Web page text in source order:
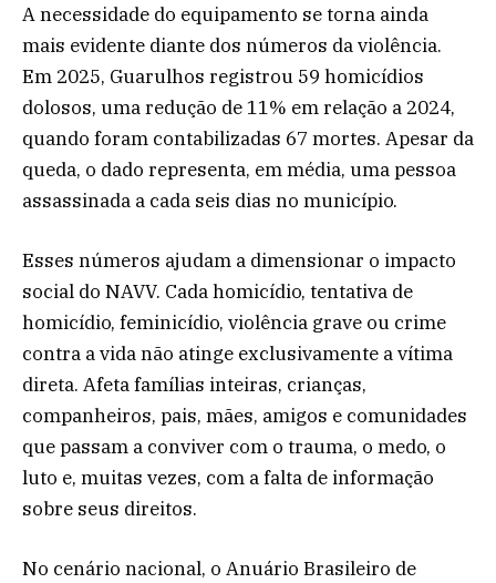
A necessidade do equipamento se torna ainda
mais evidente diante dos números da violência.
Em 2025, Guarulhos registrou 59 homicídios
dolosos, uma redução de 11% em relação a 2024,
quando foram contabilizadas 67 mortes. Apesar da
queda, o dado representa, em média, uma pessoa
assassinada a cada seis dias no município.
Esses números ajudam a dimensionar o impacto
social do NAVV. Cada homicídio, tentativa de
homicídio, feminicídio, violência grave ou crime
contra a vida não atinge exclusivamente a vítima
direta. Afeta famílias inteiras, crianças,
companheiros, pais, mães, amigos e comunidades
que passam a conviver com o trauma, o medo, o
luto e, muitas vezes, com a falta de informação
sobre seus direitos.
No cenário nacional, o Anuário Brasileiro de